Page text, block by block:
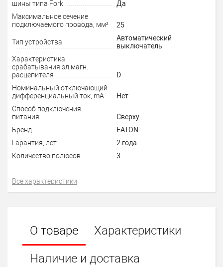
шины типа Fork
Да
Максимальное сечение
подключаемого провода, мм²
25
Тип устройства
Автоматический
выключатель
Характеристика
срабатывания эл.магн.
расцепителя
D
Номинальный отключающий
дифференциальный ток, mA
Нет
Способ подключения
питания
Сверху
Бренд
EATON
Гарантия, лет
2 года
Количество полюсов
3
Все характеристики
О товаре
Характеристики
Наличие и доставка